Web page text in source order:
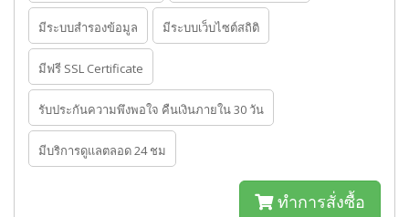
มีระบบสำรองข้อมูล มีระบบเว็บไซต์สถิติ
มีฟรี SSL Certificate
รับประกันความพึงพอใจ คืนเงินภายใน 30 วัน
มีบริการดูแลตลอด 24 ชม
ทำการสั่งซื้อ